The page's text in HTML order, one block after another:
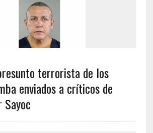
terrorista de los
enviados a críticos de
Sayoc